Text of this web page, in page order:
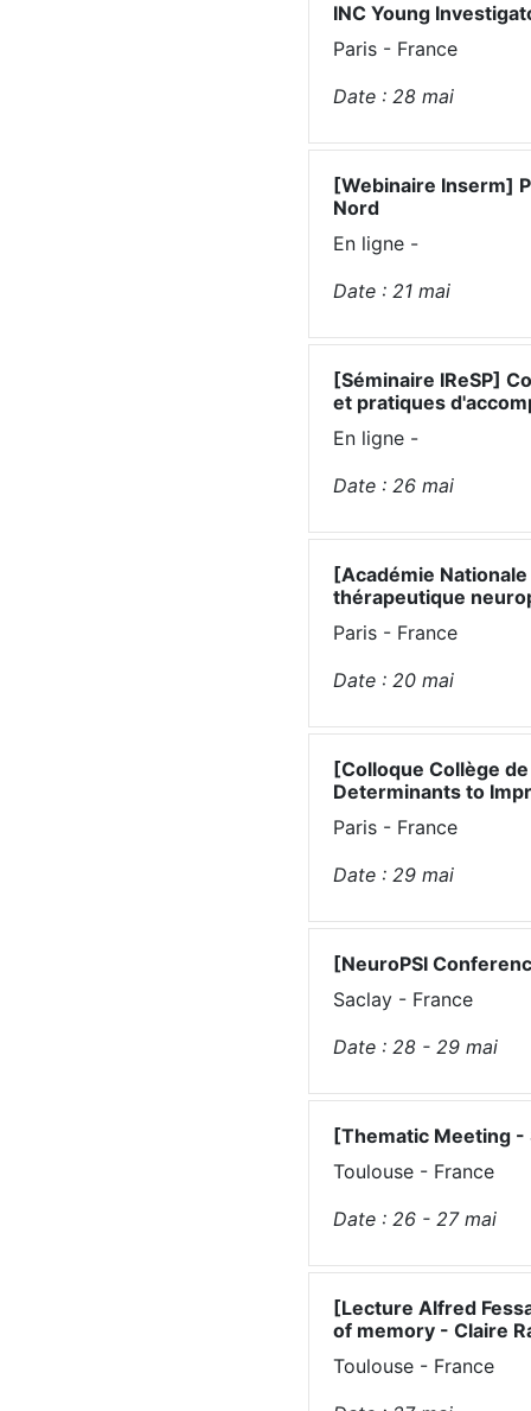
INC Young
Paris - France
Date : 28 mai
[Webinaire Inserm]
Nord
En ligne -
Date : 21 mai
[Séminaire IReSP]
et pratiques
En ligne -
Date : 26 mai
[Académie
thérapeutique
Paris - France
Date : 20 mai
[Colloque Collège
Determinants to
Paris - France
Date : 29 mai
[NeuroPSI
Saclay - France
Date : 28 - 29 mai
[Thematic Meeting
Toulouse - France
Date : 26 - 27 mai
[Lecture Alfred
of memory - Claire
Toulouse - France